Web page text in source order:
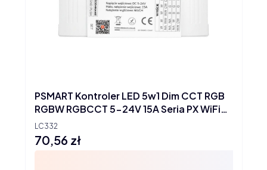
LC332
PSMART Kontroler LED 5w1 Dim CCT RGB
RGBW RGBCCT 5-24V 15A Seria PX WiFi
Tuya
Cena
70,56 zł